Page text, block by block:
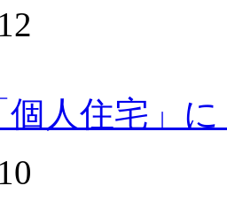
個人住宅」